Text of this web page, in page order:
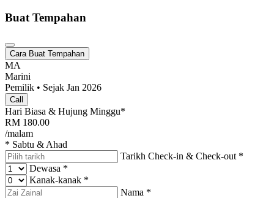
Buat Tempahan
Cara Buat Tempahan
MA
Marini
Pemilik • Sejak Jan 2026
Call
Hari Biasa & Hujung Minggu*
RM 180.00
/malam
* Sabtu & Ahad
Tarikh Check-in & Check-out *
Dewasa *
Kanak-kanak *
Nama *